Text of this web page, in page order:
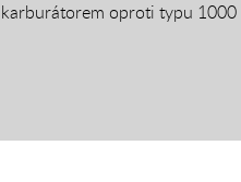
karburátorem oproti typu 1000